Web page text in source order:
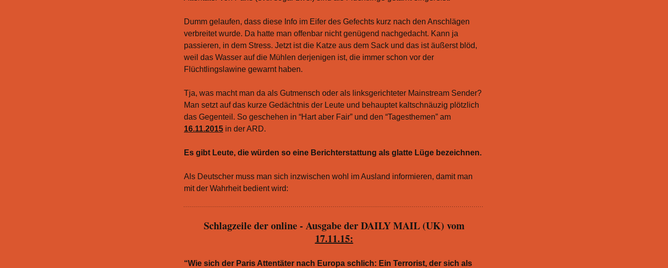
Dumm gelaufen, dass diese Info im Eifer des Gefechts kurz nach den Anschlägen
verbreitet wurde. Da hatte man offenbar nicht genügend nachgedacht. Kann ja
passieren, in dem Stress. Jetzt ist die Katze aus dem Sack und das ist äußerst blöd,
weil das Wasser auf die Mühlen derjenigen ist, die immer schon vor der
Flüchtlingslawine gewarnt haben.
Tja, was macht man da als Gutmensch oder als linksgerichteter Mainstream Sender?
Man setzt auf das kurze Gedächtnis der Leute und behauptet kaltschnäuzig plötzlich
das Gegenteil. So geschehen in “Hart aber Fair” und den “Tagesthemen” am
16.11.2015 in der ARD.
Es gibt Leute, die würden so eine Berichterstattung als glatte Lüge bezeichnen.
Als Deutscher muss man sich inzwischen wohl im Ausland informieren, damit man
mit der Wahrheit bedient wird:
Schlagzeile der online - Ausgabe der DAILY MAIL (UK) vom
17.11.15:
“Wie sich der Paris Attentäter nach Europa schlich: Ein Terrorist, der sich als